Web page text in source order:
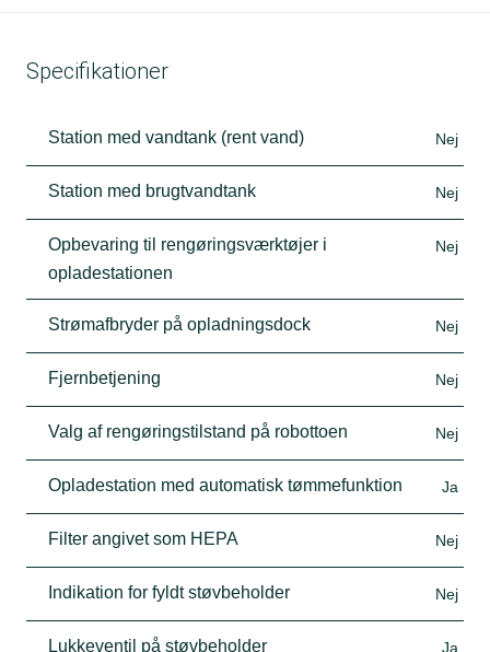
Specifikationer
Station med vandtank (rent vand) Nej
Station med brugtvandtank Nej
Opbevaring til rengøringsværktøjer i
opladestationen
Nej
Strømafbryder på opladningsdock Nej
Fjernbetjening Nej
Valg af rengøringstilstand på robottoen Nej
Opladestation med automatisk tømmefunktion Ja
Filter angivet som HEPA Nej
Indikation for fyldt støvbeholder Nej
Lukkeventil på støvbeholder Ja